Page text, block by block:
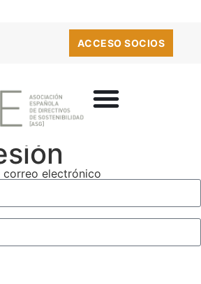
ACCESO SOCIOS
correo electrónico